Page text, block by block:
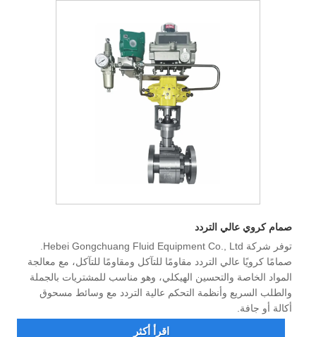
صمام كروي عالي التردد
توفر شركة Hebei Gongchuang Fluid Equipment Co., Ltd.
صمامًا كرويًا عالي التردد مقاومًا للتآكل ومقاومًا للتآكل، مع معالجة
المواد الخاصة والتحسين الهيكلي، وهو مناسب للمشتريات بالجملة
والطلب السريع وأنظمة التحكم عالية التردد مع وسائط مسحوق
أكالة أو جافة.
اقرأ أكثر